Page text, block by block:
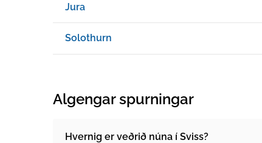
Jura
Solothurn
Algengar spurningar
Hvernig er veðrið núna í Sviss?